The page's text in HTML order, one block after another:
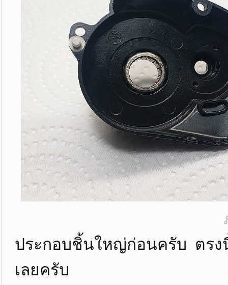
ประกอบชิ้นใหญ่ก่อนครับ ตร
เลยครับ